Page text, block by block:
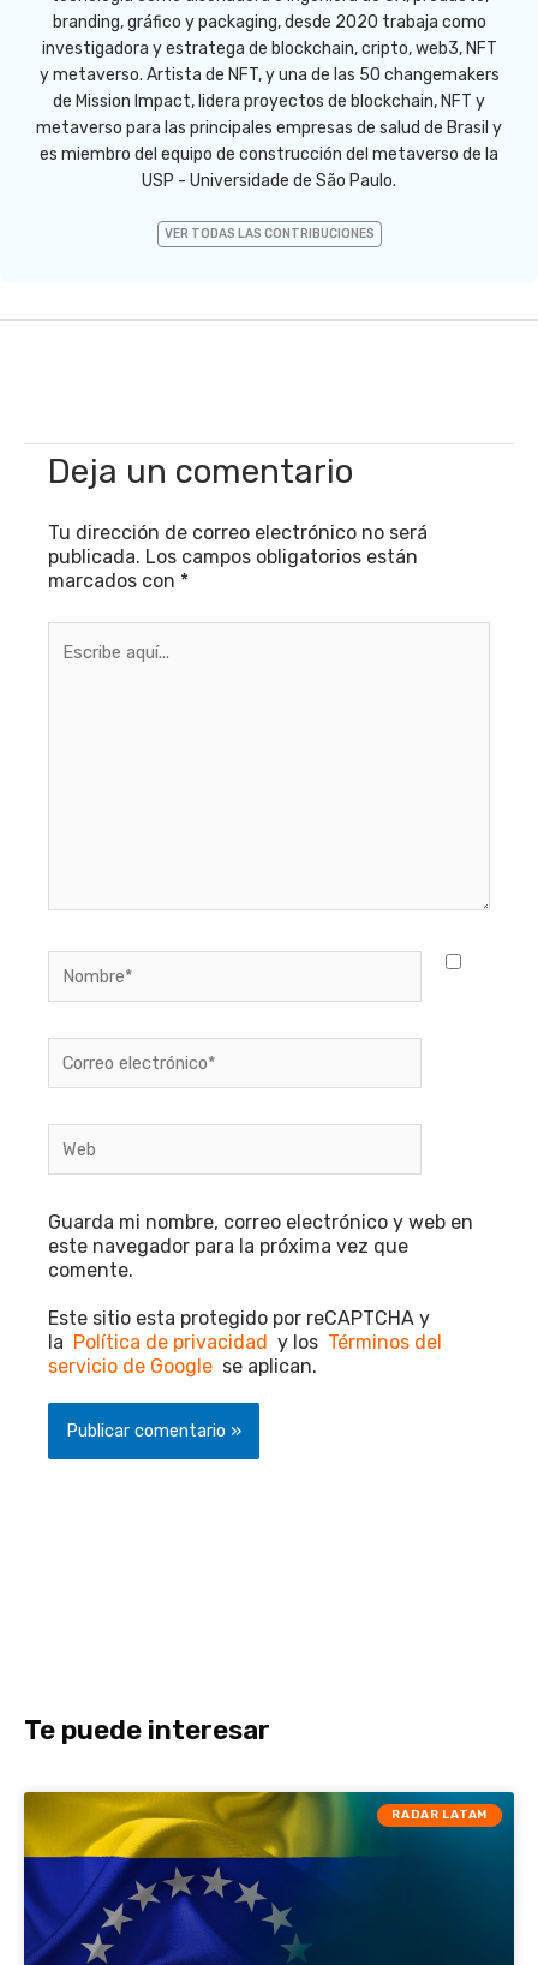
branding, gráfico y packaging, desde 2020 trabaja como
investigadora y estratega de blockchain, cripto, web3, NFT
y metaverso. Artista de NFT, y una de las 50 changemakers
de Mission Impact, lidera proyectos de blockchain, NFT y
metaverso para las principales empresas de salud de Brasil y
es miembro del equipo de construcción del metaverso de la
USP - Universidade de São Paulo.
VER TODAS LAS CONTRIBUCIONES
Deja un comentario
Tu dirección de correo electrónico no será
publicada. Los campos obligatorios están
marcados con *
aquí...
electrónico*
Guarda mi nombre, correo electrónico y web en
este navegador para la próxima vez que
comente.
Este sitio esta protegido por reCAPTCHA y
la Política de privacidad y los Términos del
servicio de Google se aplican.
Te puede interesar
RADAR LATAM